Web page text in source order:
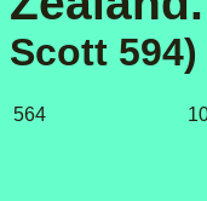
Scott 594)
564